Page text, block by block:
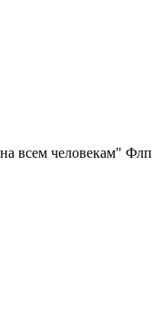
всем человекам" Флп